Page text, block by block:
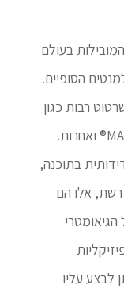
בעולם
הסופיים.
רבות כגון
MATLAB®, SolidWorks®, Spaceclaim® ואחרות.
בתוכנה,
אלו הם
לבצע עליו